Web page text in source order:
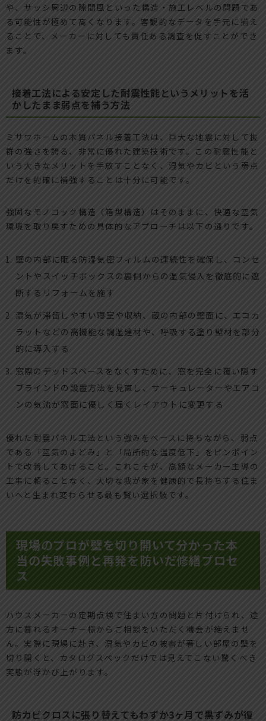
や、サッシ周辺の隙間風といった構造・施工レベルの問題であ
る可能性が極めて高くなります。客観的なデータを手元に揃え
ることで、メーカーに対しても責任ある調査を促すことができ
ます。
接着工法による安定した耐震性能というメリットを活
かしたまま弱点を補う方法
ミサワホームの木質パネル接着工法は、巨大な地震に対して抜
群の強さを誇る、非常に優れた建築技術です。この耐震性能と
いう大きなメリットを手放すことなく、湿気やカビという弱点
だけを的確に補強することは十分に可能です。
強固なモノコック構造（箱型構造）はそのままに、快適な空気
環境を取り戻すための具体的なアプローチは以下の通りです。
壁の内部に眠る防湿気密フィルムの連続性を確保し、コンセ
ントやスイッチボックスの裏側からの湿気侵入を徹底的に遮
断するリフォームを施す
湿気が滞留しやすい寝室や収納、蔵の内部の壁面に、エコカ
ラットなどの高機能な調湿建材や、呼吸する塗り壁材を部分
的に導入する
窓際のデッドスペースをなくすために、窓を完全に覆い隠す
ブラインドの設置方法を見直し、サーキュレーターやエアコ
ンの気流が窓面に優しく届くレイアウトに変更する
優れた耐震パネル工法という強みをベースに持ちながら、弱点
である「空気のよどみ」と「局所的な温度低下」をピンポイン
トで改善してあげること。これこそが、高額なメーカー主導の
工事に頼ることなく、大切な我が家を健康的で長持ちする住ま
いへと生まれ変わらせる最も賢い選択肢です。
現場のプロが壁を切り開いて分かった本
当の失敗事例と再発を防いだ修繕プロセ
ス
ハウスメーカーの定期点検で住まい方の問題と片付けられ、途
方に暮れるオーナー様からご相談をいただく機会が絶えませ
ん。実際に現場に赴き、湿気やカビの被害が著しい部屋の壁を
切り開くと、カタログスペックだけでは見えてこない驚くべき
実態が浮かび上がります。
防カビクロスに張り替えてもわずか3ヶ月で黒ずみが復